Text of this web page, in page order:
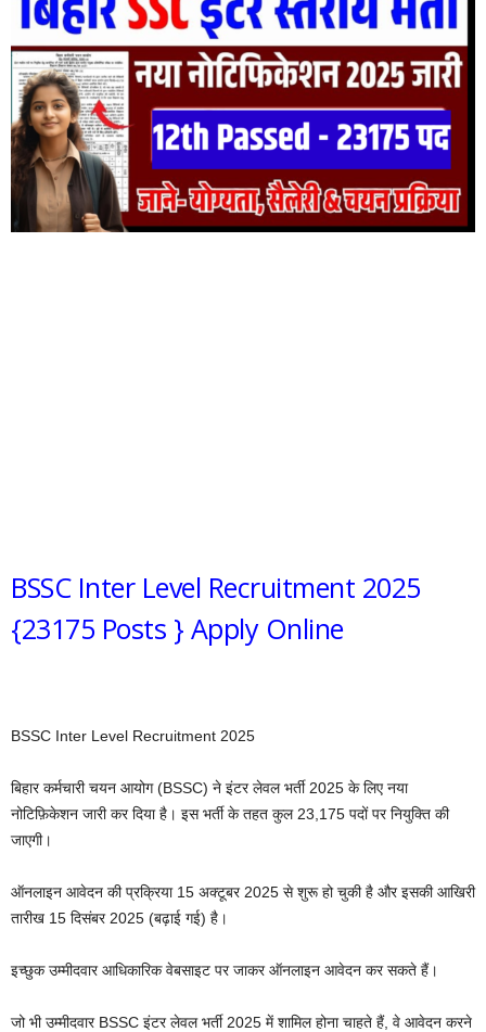
BSSC Inter Level Recruitment 2025
{23175 Posts } Apply Online
BSSC Inter Level Recruitment 2025
बिहार कर्मचारी चयन आयोग (BSSC) ने इंटर लेवल भर्ती 2025 के लिए नया
नोटिफ़िकेशन जारी कर दिया है। इस भर्ती के तहत कुल 23,175 पदों पर नियुक्ति की
जाएगी।
ऑनलाइन आवेदन की प्रक्रिया 15 अक्टूबर 2025 से शुरू हो चुकी है और इसकी आखिरी
तारीख 15 दिसंबर 2025 (बढ़ाई गई) है।
इच्छुक उम्मीदवार आधिकारिक वेबसाइट पर जाकर ऑनलाइन आवेदन कर सकते हैं।
जो भी उम्मीदवार BSSC इंटर लेवल भर्ती 2025 में शामिल होना चाहते हैं, वे आवेदन करने